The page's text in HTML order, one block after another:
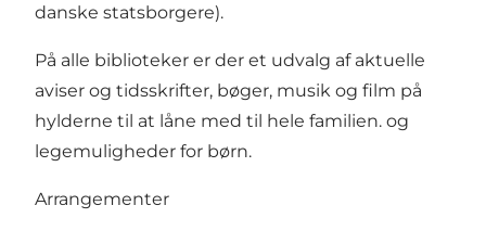
danske statsborgere).
På alle biblioteker er der et udvalg af aktuelle
aviser og tidsskrifter, bøger, musik og film på
hylderne til at låne med til hele familien. og
legemuligheder for børn.
Arrangementer